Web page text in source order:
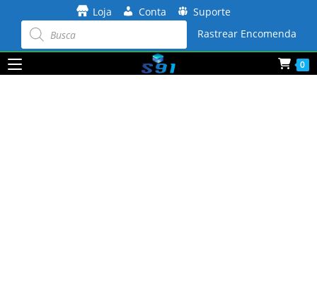
conteúdo
Loja Conta Suporte
Pesquisar
produtos Rastrear Encomenda
0